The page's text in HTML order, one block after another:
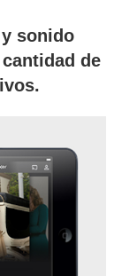
sonido
de